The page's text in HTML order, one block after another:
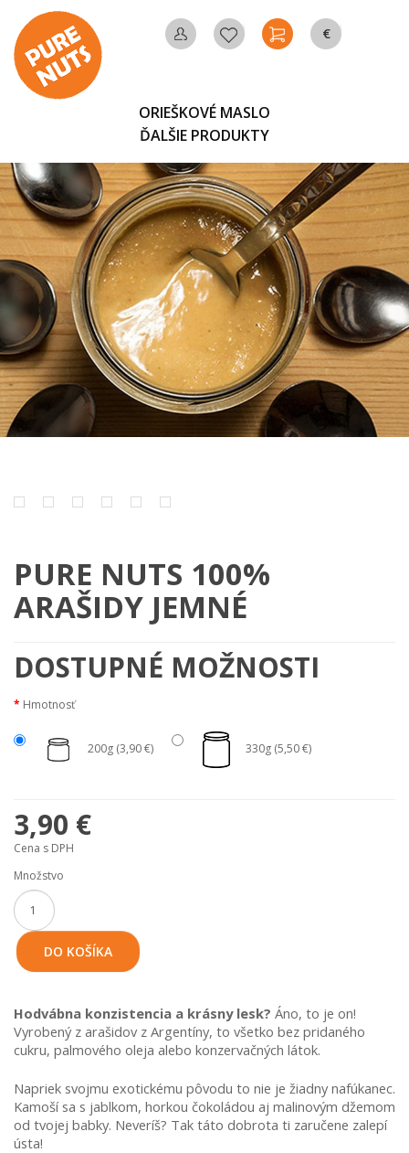
€
ORIEŠKOVÉ MASLO
ĎALŠIE PRODUKTY
PURE NUTS 100%
ARAŠIDY JEMNÉ
DOSTUPNÉ MOŽNOSTI
Hmotnosť
200g (3,90 €) 330g (5,50 €)
3,90 €
Cena s DPH
Množstvo
DO KOŠÍKA
Hodvábna konzistencia a krásny lesk? Áno, to je on!
Vyrobený z arašidov z Argentíny, to všetko bez pridaného
cukru, palmového oleja alebo konzervačných látok.
Napriek svojmu exotickému pôvodu to nie je žiadny nafúkanec.
Kamoší sa s jablkom, horkou čokoládou aj malinovým džemom
od tvojej babky. Neveríš? Tak táto dobrota ti zaručene zalepí
ústa!